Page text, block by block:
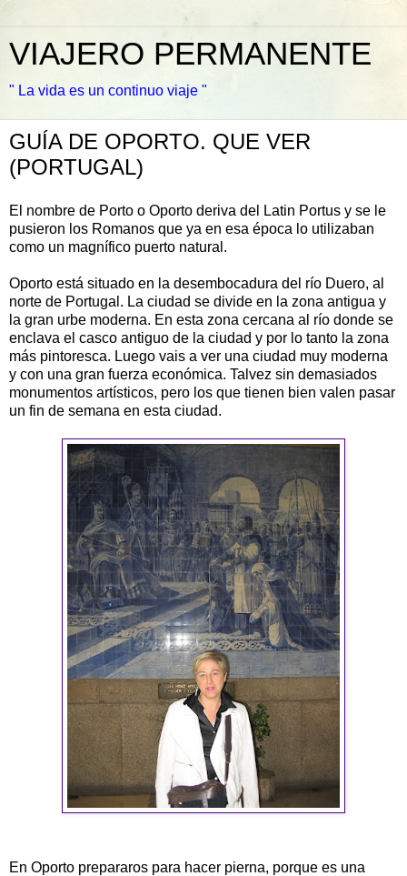
VIAJERO PERMANENTE
" La vida es un continuo viaje "
GUÍA DE OPORTO. QUE VER
(PORTUGAL)
El nombre de Porto o Oporto deriva del Latin Portus y se le
pusieron los Romanos que ya en esa época lo utilizaban
como un magnífico puerto natural.
Oporto está situado en la desembocadura del río Duero, al
norte de Portugal. La ciudad se divide en la zona antigua y
la gran urbe moderna. En esta zona cercana al río donde se
enclava el casco antiguo de la ciudad y por lo tanto la zona
más pintoresca. Luego vais a ver una ciudad muy moderna
y con una gran fuerza económica. Talvez sin demasiados
monumentos artísticos, pero los que tienen bien valen pasar
un fin de semana en esta ciudad.
En Oporto prepararos para hacer pierna, porque es una